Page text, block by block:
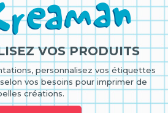
VOS PRODUITS
personnalisez vos étiquettes
vos besoins pour imprimer de
créations.